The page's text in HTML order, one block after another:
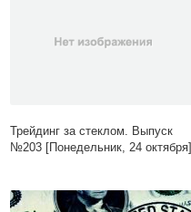
Трейдинг за стеклом. Выпуск
№203 [Понедельник, 24 октября]